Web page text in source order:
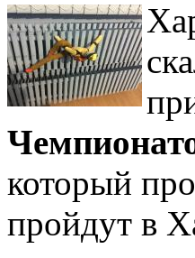
который
пройдут в